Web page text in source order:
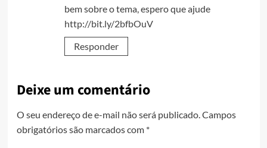
bem sobre o tema, espero que ajude
http://bit.ly/2bfbOuV
Responder
Deixe um comentário
O seu endereço de e-mail não será publicado. Campos
obrigatórios são marcados com *